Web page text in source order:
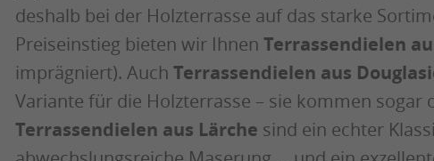
deshalb bei der Holzterrasse auf das starke
Preiseinstieg bieten wir Ihnen Terrassendielen
imprägniert). Auch Terrassendielen aus
Variante für die Holzterrasse – sie kommen sogar
Terrassendielen aus Lärche sind ein echter